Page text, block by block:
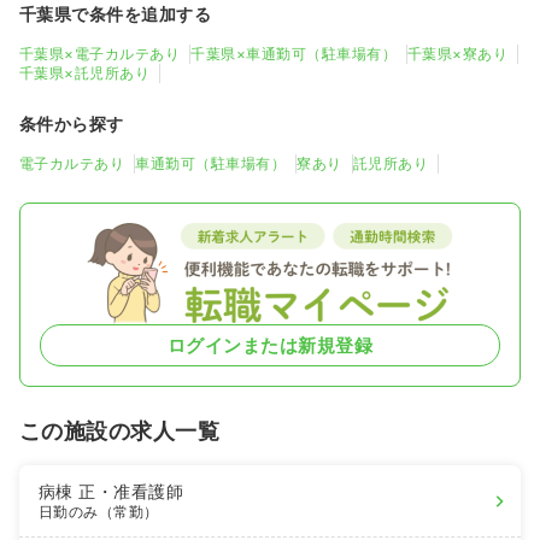
千葉県で条件を追加する
千葉県×電子カルテあり 千葉県×車通勤可（駐車場有）
千葉県×寮あり
千葉県×託児所あり
条件から探す
電子カルテあり 車通勤可（駐車場有） 寮あり 託児所あり
ログインまたは新規登録
この施設の求人一覧
病棟正・准看護師
日勤のみ（常勤）